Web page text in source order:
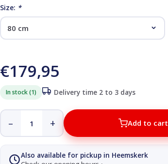
Size: *
€179,95
In stock (1) Delivery time 2 to 3 days
– + Add to cart
Also available for pickup in Heemskerk